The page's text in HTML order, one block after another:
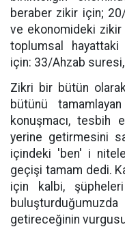
beraber zikir için;
ve ekonomideki
toplumsal hayattaki
için: 33/Ahzab
Zikri bir bütün
bütünü
konuşmacı, tesbih
yerine getirmesini
içindeki 'ben' i
geçişi tamam dedi.
için kalbi,
getireceğinin